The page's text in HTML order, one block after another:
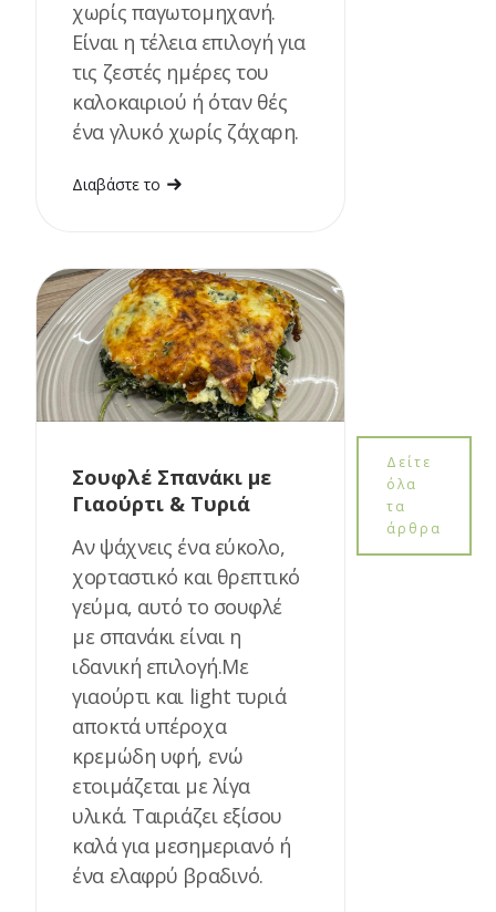
χωρίς παγωτομηχανή.
Είναι η τέλεια επιλογή για
τις ζεστές ημέρες του
καλοκαιριού ή όταν θές
ένα γλυκό χωρίς ζάχαρη.
Διαβάστε το
Σουφλέ Σπανάκι με
Γιαούρτι & Τυριά
Αν ψάχνεις ένα εύκολο,
χορταστικό και θρεπτικό
γεύμα, αυτό το σουφλέ
με σπανάκι είναι η
ιδανική επιλογή.Με
γιαούρτι και light τυριά
αποκτά υπέροχα
κρεμώδη υφή, ενώ
ετοιμάζεται με λίγα
υλικά. Ταιριάζει εξίσου
καλά για μεσημεριανό ή
ένα ελαφρύ βραδινό.
Δείτε
όλα
τα
άρθρα